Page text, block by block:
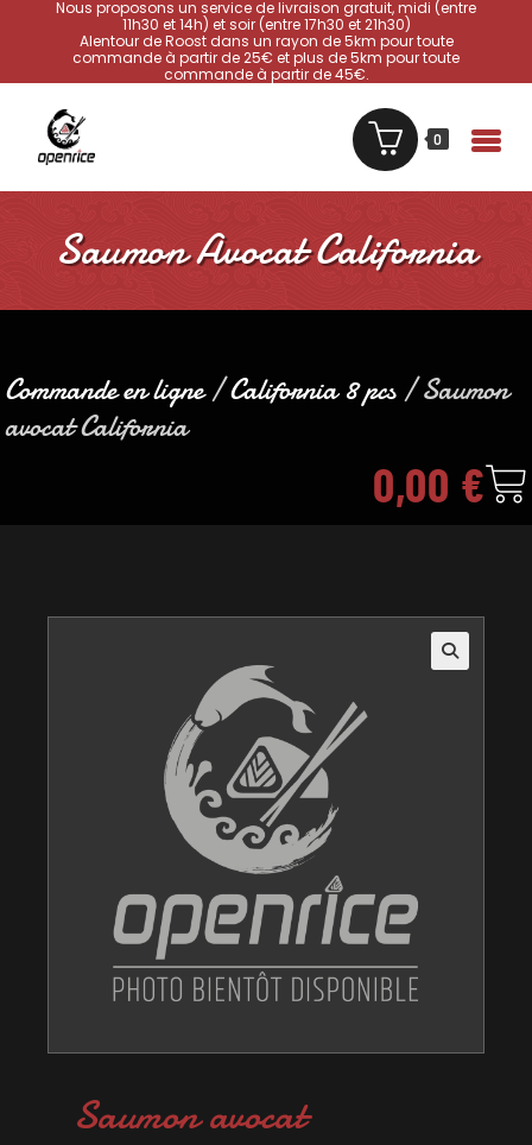
Nous proposons un service de livraison gratuit, midi (entre
11h30 et 14h) et soir (entre 17h30 et 21h30)
Alentour de Roost dans un rayon de 5km pour toute
commande à partir de 25€ et plus de 5km pour toute
commande à partir de 45€.
0
Saumon Avocat California
Commande en ligne/California 8 pcs/ Saumon
avocat California
0,00 €
Saumon avocat